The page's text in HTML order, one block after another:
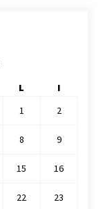
L
I
1
2
8 9
15 16
22 23